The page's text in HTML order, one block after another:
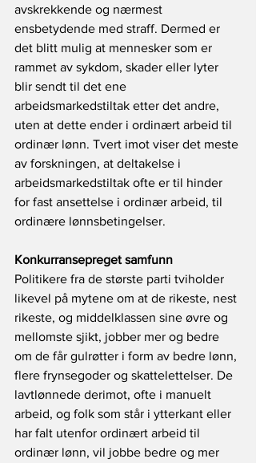
avskrekkende og nærmest
ensbetydende med straff. Dermed er
det blitt mulig at mennesker som er
rammet av sykdom, skader eller lyter
blir sendt til det ene
arbeidsmarkedstiltak etter det andre,
uten at dette ender i ordinært arbeid til
ordinær lønn. Tvert imot viser det meste
av forskningen, at deltakelse i
arbeidsmarkedstiltak ofte er til hinder
for fast ansettelse i ordinær arbeid, til
ordinære lønnsbetingelser.
Konkurransepreget samfunn
Politikere fra de største parti tviholder
likevel på mytene om at de rikeste, nest
rikeste, og middelklassen sine øvre og
mellomste sjikt, jobber mer og bedre
om de får gulrøtter i form av bedre lønn,
flere frynsegoder og skattelettelser. De
lavtlønnede derimot, ofte i manuelt
arbeid, og folk som står i ytterkant eller
har falt utenfor ordinært arbeid til
ordinær lønn, vil jobbe bedre og mer